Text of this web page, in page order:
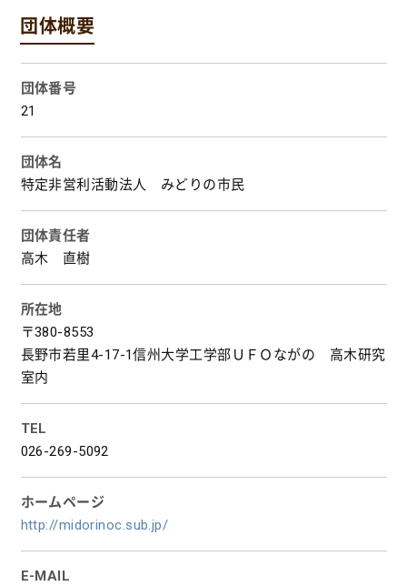
団体概要
団体番号
21
団体名
特定非営利活動法人 みどりの市民
団体責任者
高木 直樹
所在地
〒380-8553
長野市若里4-17-1信州大学工学部ＵＦＯながの 高木研究
室内
TEL
026-269-5092
ホームページ
http://midorinoc.sub.jp/
E-MAIL